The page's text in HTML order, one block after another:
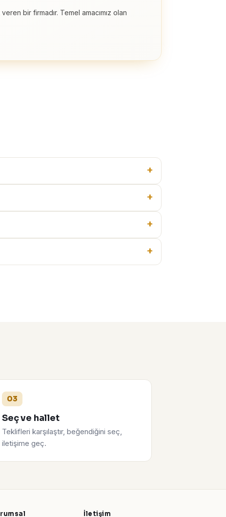
bir firmadır. Temel amacımız olan
03
Seç ve hallet
Teklifleri karşılaştır, beğendiğini seç,
iletişime geç.
İletişim